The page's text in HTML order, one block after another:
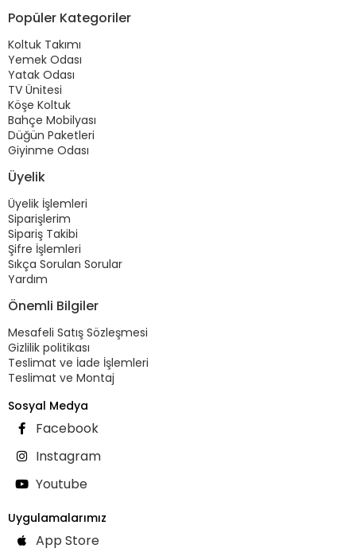
Popüler Kategoriler
Koltuk Takımı
Yemek Odası
Yatak Odası
TV Ünitesi
Köşe Koltuk
Bahçe Mobilyası
Düğün Paketleri
Giyinme Odası
Üyelik
Üyelik İşlemleri
Siparişlerim
Sipariş Takibi
Şifre İşlemleri
Sıkça Sorulan Sorular
Yardım
Önemli Bilgiler
Mesafeli Satış Sözleşmesi
Gizlilik politikası
Teslimat ve İade İşlemleri
Teslimat ve Montaj
Sosyal Medya
Facebook
Instagram
Youtube
Uygulamalarımız
App Store